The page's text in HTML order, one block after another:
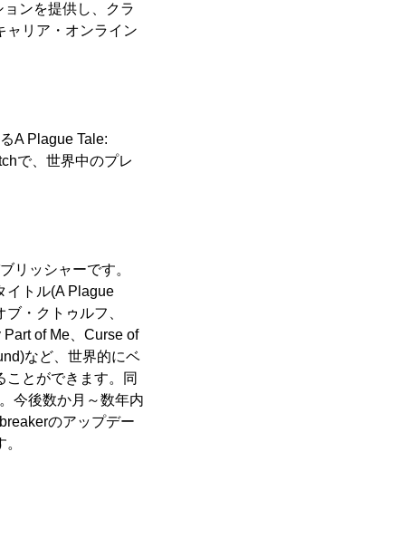
ンを提供し、クラ
ャリア・オンライン
A Plague Tale:
で、世界中のプレ
リッシャーです。
イトル(A Plague
・クトゥルフ、
of Me、Curse of
など、世界的にベ
とができます。同
今後数か月～数年内
のアップデー